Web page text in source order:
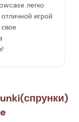
легко
игрой